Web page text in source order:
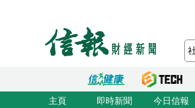
主頁 即時新聞 今日信報